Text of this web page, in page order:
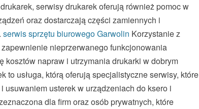
serwisy drukarek oferują również pomoc w
oraz dostarczają części zamiennych i
serwis sprzętu biurowego Garwolin Korzystanie z
nieprzerwanego funkcjonowania
kosztów napraw i utrzymania drukarki w dobrym
to usługa, którą oferują specjalistyczne serwisy, które
usuwaniem usterek w urządzeniach do ksero i
dla firm oraz osób prywatnych, które